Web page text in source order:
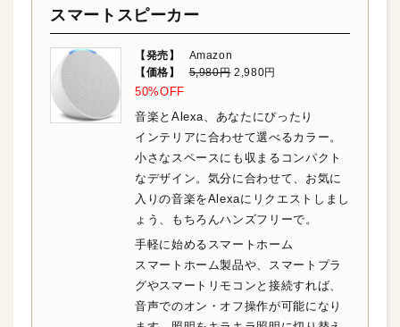
スマートスピーカー
【発売】
Amazon
【価格】
5,980円2,980円
50%OFF
音楽とAlexa、あなたにぴったり
インテリアに合わせて選べるカラー。
小さなスペースにも収まるコンパクト
なデザイン。気分に合わせて、お気に
入りの音楽をAlexaにリクエストしまし
ょう、もちろんハンズフリーで。
手軽に始めるスマートホーム
スマートホーム製品や、スマートプラ
グやスマートリモコンと接続すれば、
音声でのオン・オフ操作が可能になり